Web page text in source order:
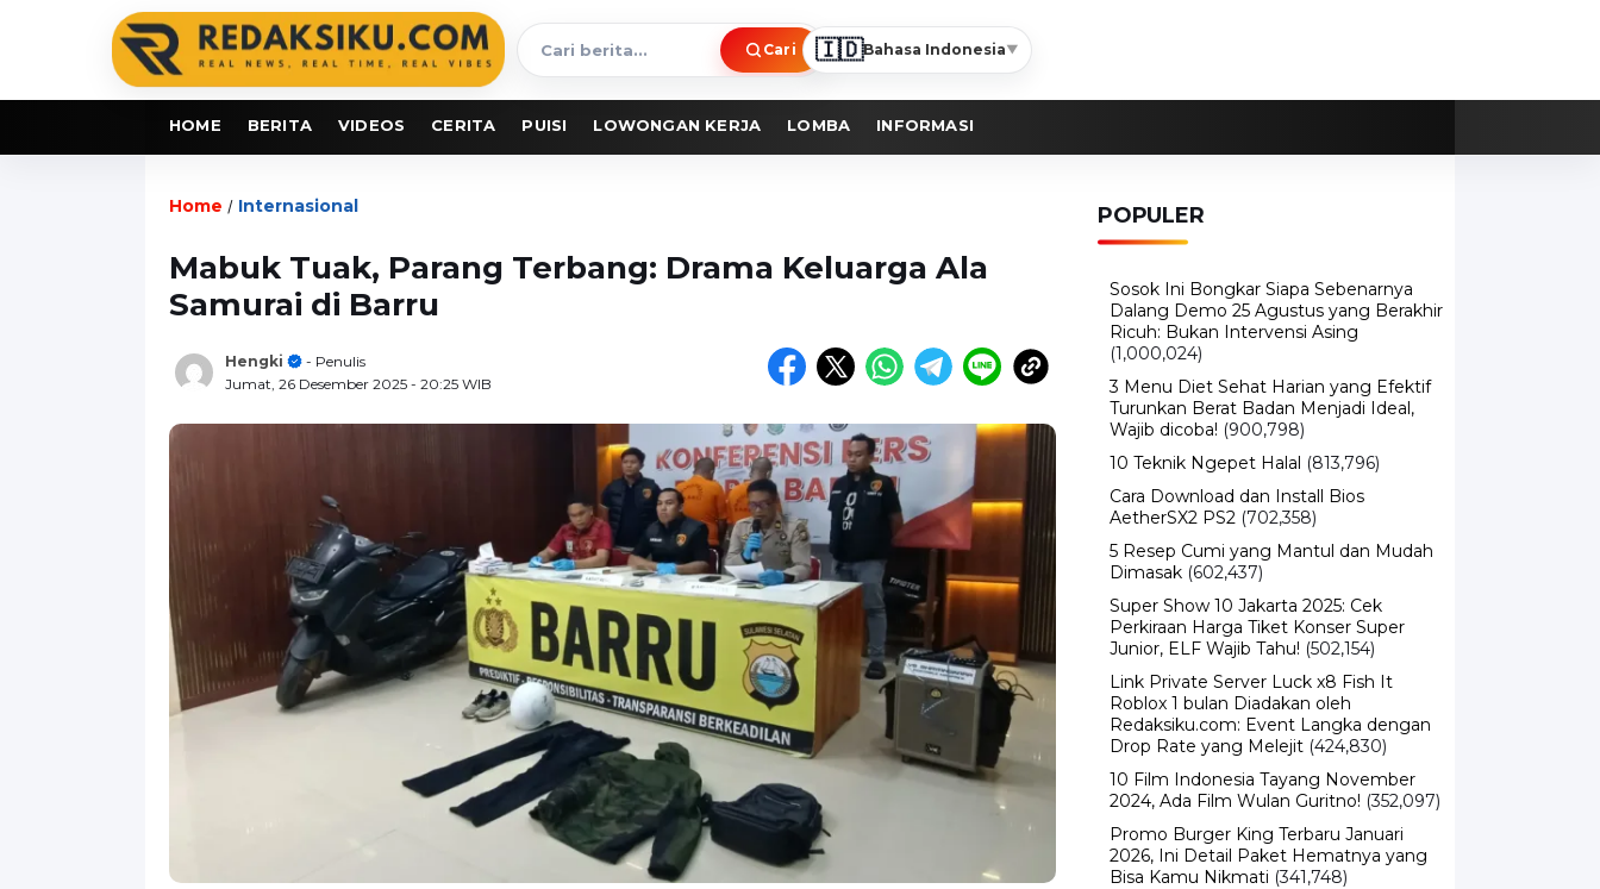
Cari
berita
Cari 🇮🇩Bahasa Indonesia▼
HOME BERITA VIDEOS CERITA PUISI LOWONGAN KERJA LOMBA INFORMASI
Home / Internasional
Mabuk Tuak, Parang Terbang: Drama Keluarga Ala
Samurai di Barru
Hengki
- Penulis
Jumat, 26 Desember 2025 - 20:25 WIB
POPULER
Sosok Ini Bongkar Siapa Sebenarnya
Dalang Demo 25 Agustus yang Berakhir
Ricuh: Bukan Intervensi Asing
(1,000,024)
3 Menu Diet Sehat Harian yang Efektif
Turunkan Berat Badan Menjadi Ideal,
Wajib dicoba! (900,798)
10 Teknik Ngepet Halal (813,796)
Cara Download dan Install Bios
AetherSX2 PS2 (702,358)
5 Resep Cumi yang Mantul dan Mudah
Dimasak (602,437)
Super Show 10 Jakarta 2025: Cek
Perkiraan Harga Tiket Konser Super
Junior, ELF Wajib Tahu! (502,154)
Link Private Server Luck x8 Fish It
Roblox 1 bulan Diadakan oleh
Redaksiku.com: Event Langka dengan
Drop Rate yang Melejit (424,830)
10 Film Indonesia Tayang November
2024, Ada Film Wulan Guritno! (352,097)
Promo Burger King Terbaru Januari
2026, Ini Detail Paket Hematnya yang
Bisa Kamu Nikmati (341,748)